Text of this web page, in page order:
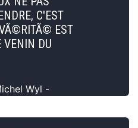
C'EST
EST
VENIN DU
Wyl -